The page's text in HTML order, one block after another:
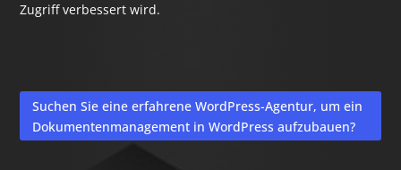
Zugriff verbessert wird.
Suchen Sie eine erfahrene WordPress-Agentur, um ein
Dokumentenmanagement in WordPress aufzubauen?